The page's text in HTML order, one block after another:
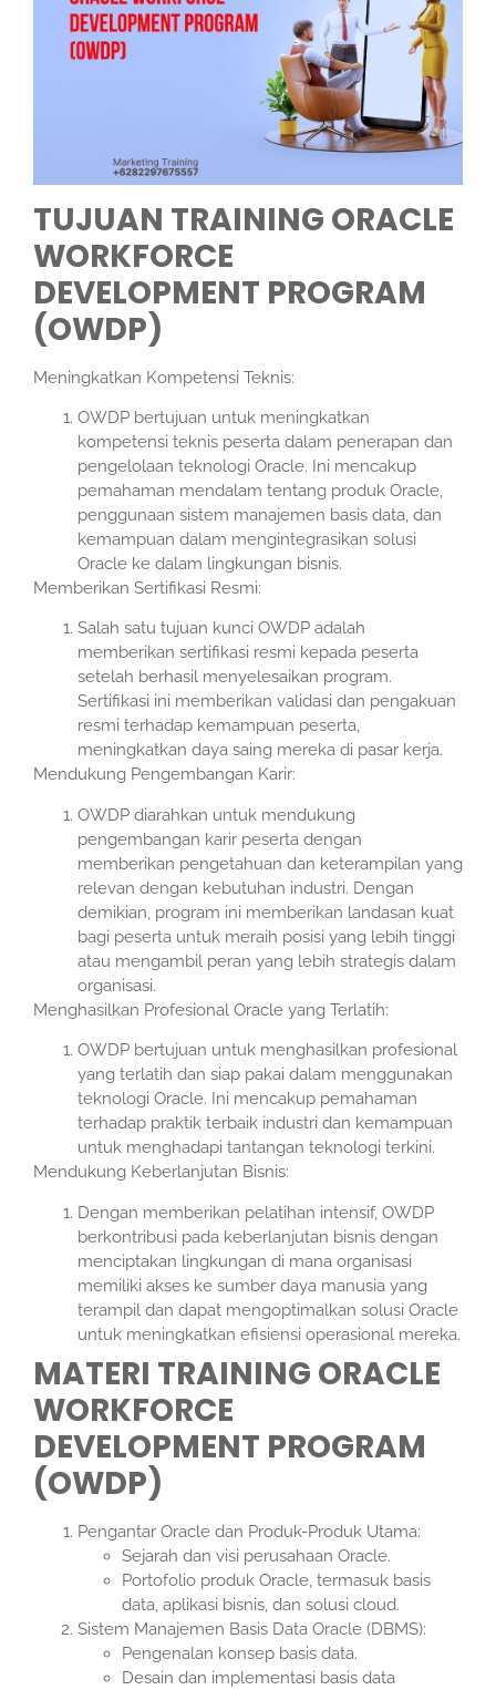
TUJUAN TRAINING ORACLE
WORKFORCE
DEVELOPMENT PROGRAM
(OWDP)
Meningkatkan Kompetensi Teknis:
OWDP bertujuan untuk meningkatkan
kompetensi teknis peserta dalam penerapan dan
pengelolaan teknologi Oracle. Ini mencakup
pemahaman mendalam tentang produk Oracle,
penggunaan sistem manajemen basis data, dan
kemampuan dalam mengintegrasikan solusi
Oracle ke dalam lingkungan bisnis.
Memberikan Sertifikasi Resmi:
Salah satu tujuan kunci OWDP adalah
memberikan sertifikasi resmi kepada peserta
setelah berhasil menyelesaikan program.
Sertifikasi ini memberikan validasi dan pengakuan
resmi terhadap kemampuan peserta,
meningkatkan daya saing mereka di pasar kerja.
Mendukung Pengembangan Karir:
OWDP diarahkan untuk mendukung
pengembangan karir peserta dengan
memberikan pengetahuan dan keterampilan yang
relevan dengan kebutuhan industri. Dengan
demikian, program ini memberikan landasan kuat
bagi peserta untuk meraih posisi yang lebih tinggi
atau mengambil peran yang lebih strategis dalam
organisasi.
Menghasilkan Profesional Oracle yang Terlatih:
OWDP bertujuan untuk menghasilkan profesional
yang terlatih dan siap pakai dalam menggunakan
teknologi Oracle. Ini mencakup pemahaman
terhadap praktik terbaik industri dan kemampuan
untuk menghadapi tantangan teknologi terkini.
Mendukung Keberlanjutan Bisnis:
Dengan memberikan pelatihan intensif, OWDP
berkontribusi pada keberlanjutan bisnis dengan
menciptakan lingkungan di mana organisasi
memiliki akses ke sumber daya manusia yang
terampil dan dapat mengoptimalkan solusi Oracle
untuk meningkatkan efisiensi operasional mereka.
MATERI TRAINING ORACLE
WORKFORCE
DEVELOPMENT PROGRAM
(OWDP)
Pengantar Oracle dan Produk-Produk Utama:
Sejarah dan visi perusahaan Oracle.
Portofolio produk Oracle, termasuk basis
data, aplikasi bisnis, dan solusi cloud.
Sistem Manajemen Basis Data Oracle (DBMS):
Pengenalan konsep basis data.
Desain dan implementasi basis data